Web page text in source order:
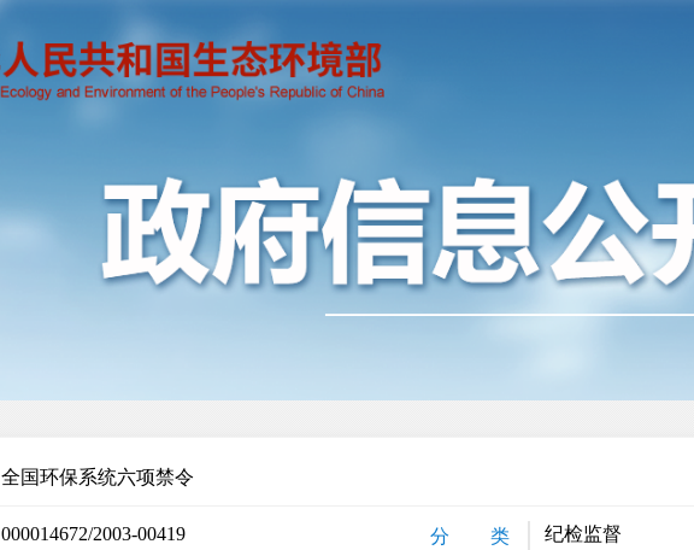
全国环保系统六项禁令
000014672/2003-00419 分 类 纪检监督